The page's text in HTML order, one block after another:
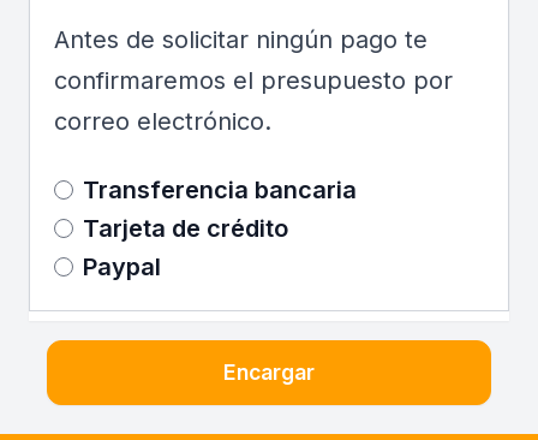
Antes de solicitar ningún pago te
confirmaremos el presupuesto por
correo electrónico.
Transferencia bancaria
Tarjeta de crédito
Paypal
Encargar